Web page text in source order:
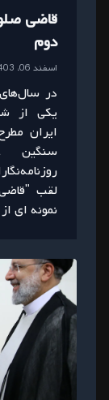
قاضی
دوم
اسفند 06، 1403
در
یکی از
ایران
سنگین
لقب
نمونه ای